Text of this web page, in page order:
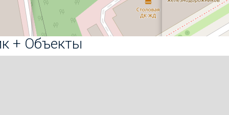
+ Объекты